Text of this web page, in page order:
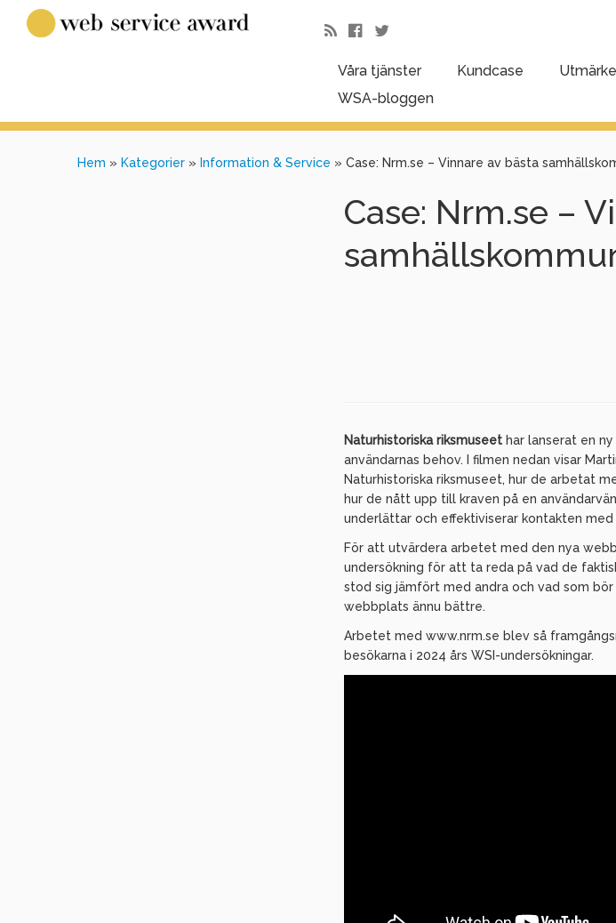
Våra tjänster Kundcase
WSA-bloggen
Hem » Kategorier » Information & Service » Case: Nrm.se – Vinnare av bästa
Case: Nrm.se –
Naturhistoriska riksmuseet har lanserat en
användarnas behov. I filmen nedan visar
Naturhistoriska riksmuseet, hur de arbetat
hur de nått upp till kraven på en
underlättar och effektiviserar kontakten
För att utvärdera arbetet med den nya
undersökning för att ta reda på vad de
stod sig jämfört med andra och vad som
webbplats ännu bättre.
Arbetet med www.nrm.se blev så
besökarna i 2024 års WSI-undersökningar.